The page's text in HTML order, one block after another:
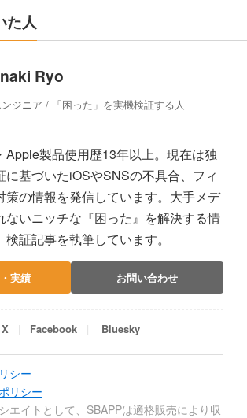
た人
Ryo
ジニア / 「困った」を実機検証する人
Apple製品使用歴13年以上。現在は独
に基づいたiOSやSNSの不具合、フィ
策の情報を発信しています。大手メデ
ないニッチな『困った』を解決する情
証記事を執筆しています。
実績 お問い合わせ
X Facebook Bluesky
シー
リシー
エイトとして、SBAPPは適格販売により収